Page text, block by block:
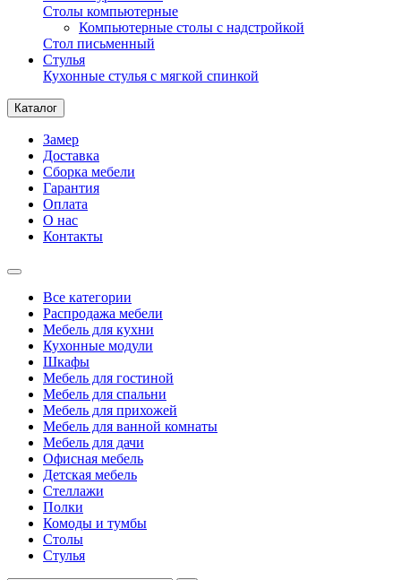
Столы компьютерные
Компьютерные столы с надстройкой
Стол письменный
Стулья
Кухонные стулья с мягкой спинкой
Каталог
Замер
Доставка
Сборка мебели
Гарантия
Оплата
О нас
Контакты
Все категории
Распродажа мебели
Мебель для кухни
Кухонные модули
Шкафы
Мебель для гостиной
Мебель для спальни
Мебель для прихожей
Мебель для ванной комнаты
Мебель для дачи
Офисная мебель
Детская мебель
Стеллажи
Полки
Комоды и тумбы
Столы
Стулья